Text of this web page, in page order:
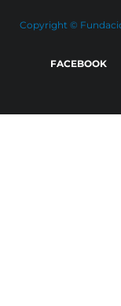
Copyright ©
FACEBOOK